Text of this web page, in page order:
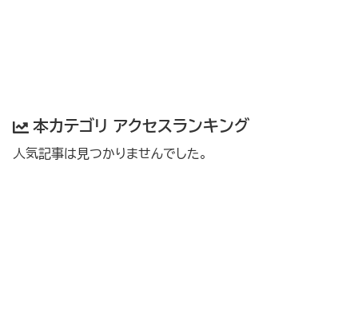
本カテゴリ アクセスランキング
人気記事は見つかりませんでした。